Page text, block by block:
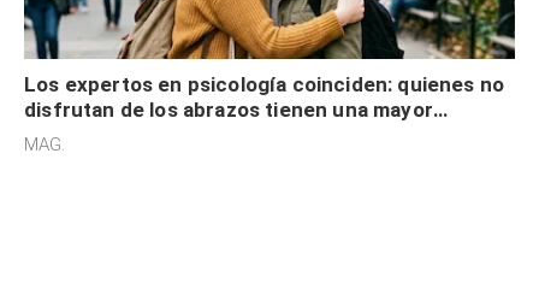
Los expertos en psicología coinciden: quienes no
disfrutan de los abrazos tienen una mayor
sensibilidad a los estímulos físicos y no es por
MAG.